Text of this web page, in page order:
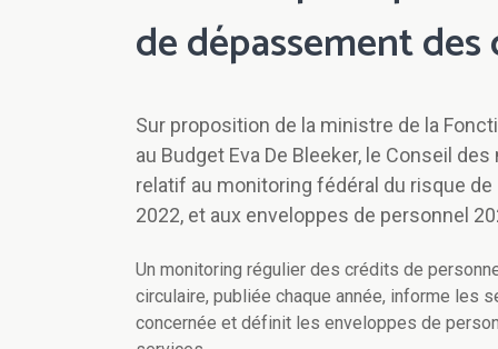
de dépassement
Sur proposition de la ministre de la
au Budget Eva De Bleeker, le Conseil
relatif au monitoring fédéral du risque
2022, et aux enveloppes de personnel
Un monitoring régulier des crédits de
circulaire, publiée chaque année, informe les
concernée et définit les enveloppes de